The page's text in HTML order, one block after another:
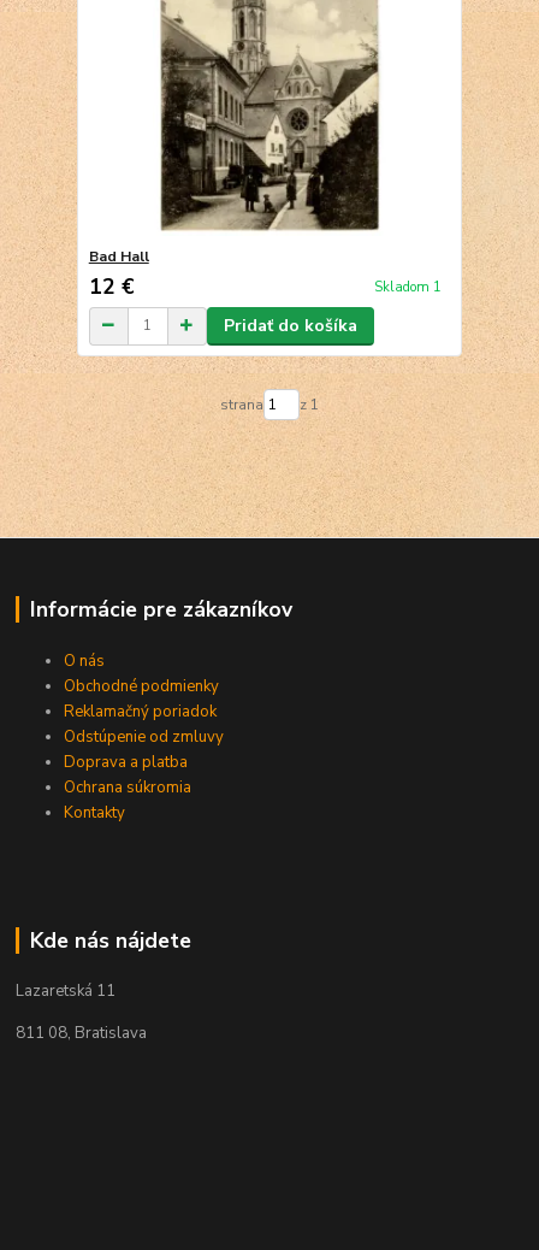
Bad Hall
12 € Skladom 1
Pridať do košíka
strana z 1
Informácie pre zákazníkov
O nás
Obchodné podmienky
Reklamačný poriadok
Odstúpenie od zmluvy
Doprava a platba
Ochrana súkromia
Kontakty
Kde nás nájdete
Lazaretská 11
811 08, Bratislava